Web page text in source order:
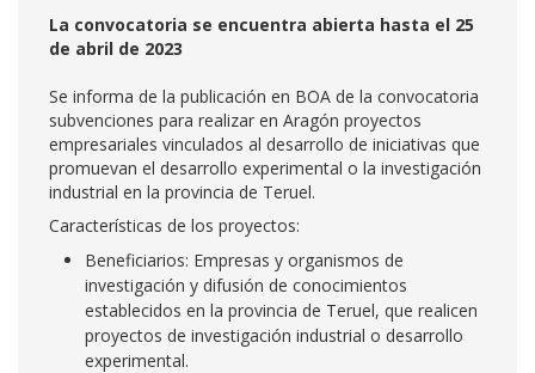
La convocatoria se encuentra abierta hasta el 25
de abril de 2023
Se informa de la publicación en BOA de la convocatoria
subvenciones para realizar en Aragón proyectos
empresariales vinculados al desarrollo de iniciativas que
promuevan el desarrollo experimental o la investigación
industrial en la provincia de Teruel.
Características de los proyectos:
Beneficiarios: Empresas y organismos de
investigación y difusión de conocimientos
establecidos en la provincia de Teruel, que realicen
proyectos de investigación industrial o desarrollo
experimental.